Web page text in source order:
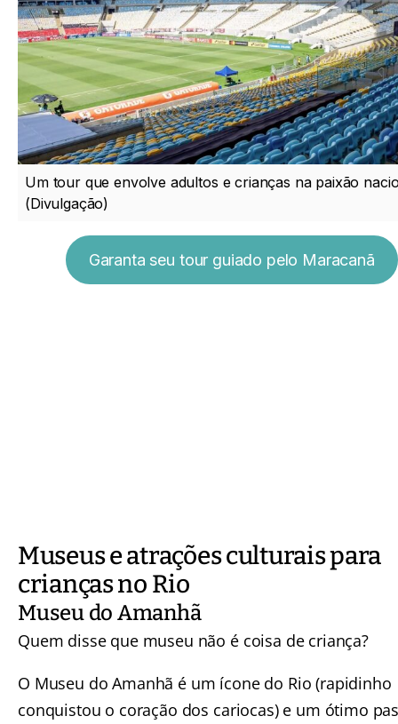
Um tour que envolve adultos e crianças na paixão
(Divulgação)
Garanta seu tour guiado pelo Maracanã
Museus e atrações culturais para
crianças no Rio
Museu do Amanhã
Quem disse que museu não é coisa de criança?
O Museu do Amanhã é um ícone do Rio (rapidinho
conquistou o coração dos cariocas) e um ótimo